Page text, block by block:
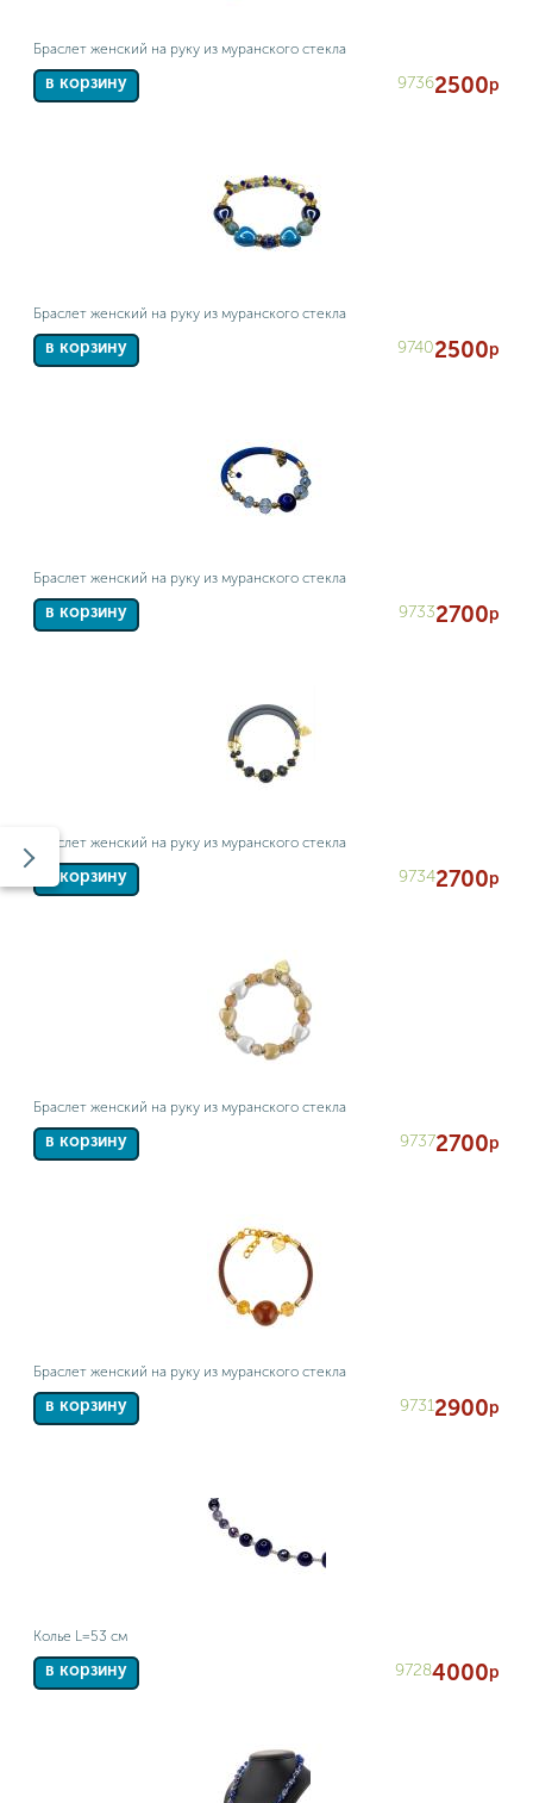
Браслет женский на руку из муранского стекла
в корзину 97362500р
Браслет женский на руку из муранского стекла
в корзину 97402500р
Браслет женский на руку из муранского стекла
в корзину 97332700р
Браслет женский на руку из муранского стекла
в корзину 97342700р
Браслет женский на руку из муранского стекла
в корзину 97372700р
Браслет женский на руку из муранского стекла
в корзину 97312900р
Колье L=53 см
в корзину 97284000р